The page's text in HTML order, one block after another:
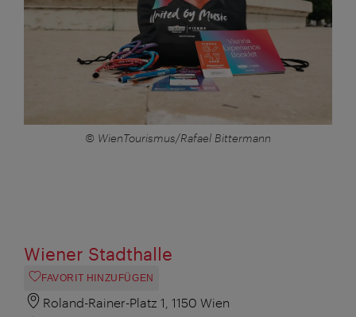
© WienTourismus/Rafael Bittermann
Wiener Stadthalle
FAVORIT HINZUFÜGEN
Roland-Rainer-Platz 1, 1150 Wien